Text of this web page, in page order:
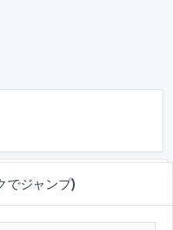
でジャンプ)